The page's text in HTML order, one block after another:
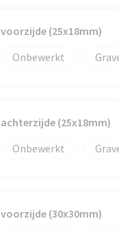
voorzijde (25x18mm)
Onbewerkt
achterzijde (25x18mm)
Onbewerkt
voorzijde (30x30mm)